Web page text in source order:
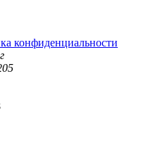
конфиденциальности